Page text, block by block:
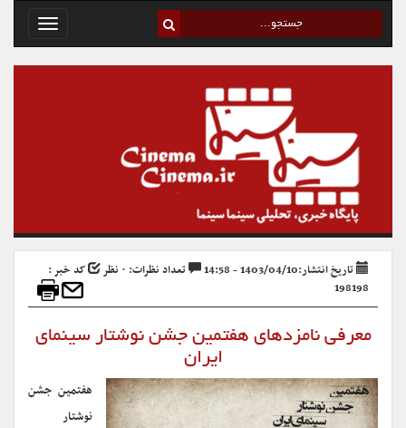
Toggle
تاریخ انتشار:1403/04/10 - 14:58 تعداد نظرات: ۰ نظر
کد خبر :
198198
معرفی نامزدهای هفتمین جشن نوشتار سینمای
ایران
هفتمین جشن
نوشتار